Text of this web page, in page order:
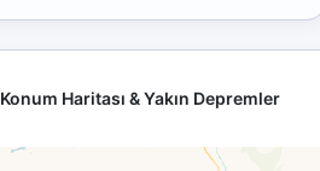
Konum Haritası & Yakın Depremler